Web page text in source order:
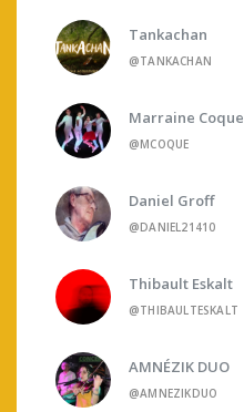
Tankachan
@TANKACHAN
Marraine Coque
@MCOQUE
Daniel Groff
@DANIEL21410
Thibault Eskalt
@THIBAULTESKALT
AMNÉZIK DUO
@AMNEZIKDUO